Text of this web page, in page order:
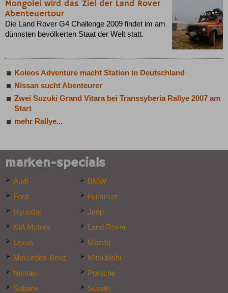
Mongolei wird das Ziel der Land Rover
Abenteuertour
Die Land Rover G4 Challenge 2009 findet im am
dünnsten bevölkerten Staat der Welt statt.
Koleos Adventure macht Station in Deutschland
Nissan sucht Abenteurer
Zwei Suzuki Grand Vitara bei Transsyberia Rallye 2007 am
Start
mehr Rallye...
marken-specials
Audi
BMW
Ford
Hummer
Hyundai
Jeep
KIA Motors
Land Rover
Lexus
Mazda
Mercedes-Benz
Mitsubishi
Nissan
Porsche
Subaru
Suzuki